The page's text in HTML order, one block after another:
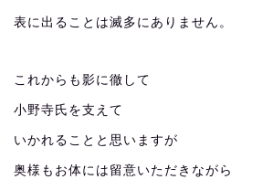
表に出ることは滅多にありません。
これからも影に徹して
小野寺氏を支えて
いかれることと思いますが
奥様もお体には留意いただきながら